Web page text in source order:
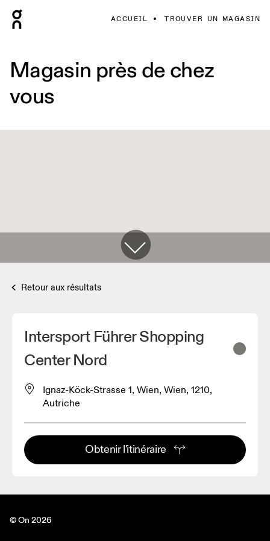
ACCUEIL TROUVER UN MAGASIN
Magasin près de chez
vous
Retour aux résultats
Intersport Führer Shopping
Center Nord
Ignaz-Köck-Strasse 1, Wien, Wien, 1210,
Autriche
Obtenir l'itinéraire
© On 2026